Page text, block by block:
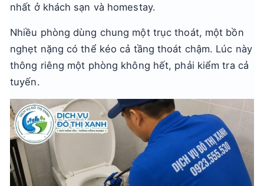
nhất ở khách sạn và homestay.
Nhiều phòng dùng chung một trục thoát, một bồn
nghẹt nặng có thể kéo cả tầng thoát chậm. Lúc này
thông riêng một phòng không hết, phải kiểm tra cả
tuyến.